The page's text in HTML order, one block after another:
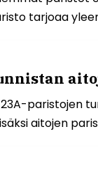
tarjoaa
paristojen
aitojen